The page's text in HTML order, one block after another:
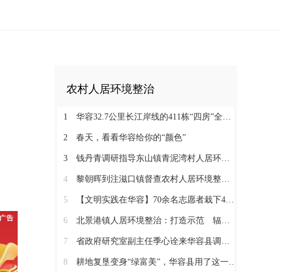
农村人居环境整治
1 华容32.7公里长江岸线的411栋“四房”全部被拆除
2 春天，看看华容给你的“颜色”
3 钱丹青调研指导东山镇青泥湾村人居环境整治工作
4 黎朝晖到注滋口镇督查农村人居环境整治工作
5 【文明实践在华容】70余名志愿者栽下400多株“希望之树”
6 北景港镇人居环境整治：打造示范 辐射带动 全域推进
7 省政府研究室副主任季心诠来华容县调研农村建房和宜居美丽乡村建设
8 耕地复垦变身“绿富美”，华容县用了这一招！